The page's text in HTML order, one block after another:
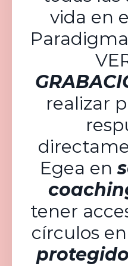
vida en
realizar
Egea en
tener
círculos